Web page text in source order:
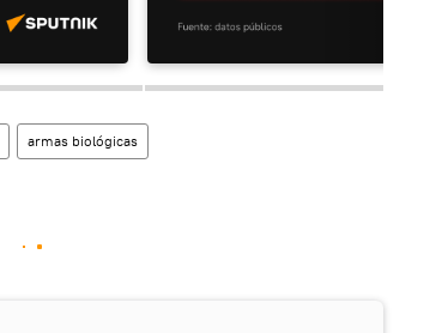
armas biológicas